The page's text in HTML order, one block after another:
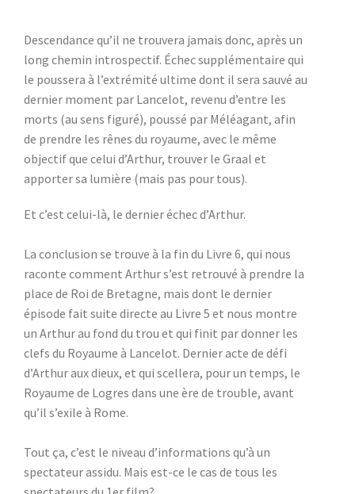
Descendance qu’il ne trouvera jamais donc, après un
long chemin introspectif. Échec supplémentaire qui
le poussera à l’extrémité ultime dont il sera sauvé au
dernier moment par Lancelot, revenu d’entre les
morts (au sens figuré), poussé par Méléagant, afin
de prendre les rênes du royaume, avec le même
objectif que celui d’Arthur, trouver le Graal et
apporter sa lumière (mais pas pour tous).
Et c’est celui-là, le dernier échec d’Arthur.
La conclusion se trouve à la fin du Livre 6, qui nous
raconte comment Arthur s’est retrouvé à prendre la
place de Roi de Bretagne, mais dont le dernier
épisode fait suite directe au Livre 5 et nous montre
un Arthur au fond du trou et qui finit par donner les
clefs du Royaume à Lancelot. Dernier acte de défi
d’Arthur aux dieux, et qui scellera, pour un temps, le
Royaume de Logres dans une ère de trouble, avant
qu’il s’exile à Rome.
Tout ça, c’est le niveau d’informations qu’à un
spectateur assidu. Mais est-ce le cas de tous les